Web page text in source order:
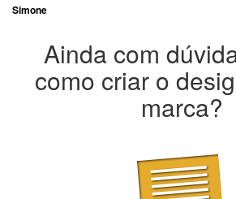
Simone
Ainda com
como criar o
marca?